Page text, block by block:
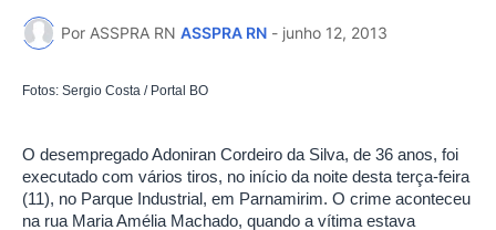
Por ASSPRA RN ASSPRA RN - junho 12, 2013
Fotos: Sergio Costa / Portal BO
O desempregado Adoniran Cordeiro da Silva, de 36 anos, foi
executado com vários tiros, no início da noite desta terça-feira
(11), no Parque Industrial, em Parnamirim. O crime aconteceu
na rua Maria Amélia Machado, quando a vítima estava